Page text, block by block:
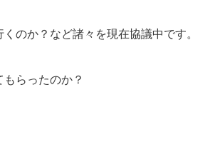
のか？など諸々を現在協議中です。
らったのか？